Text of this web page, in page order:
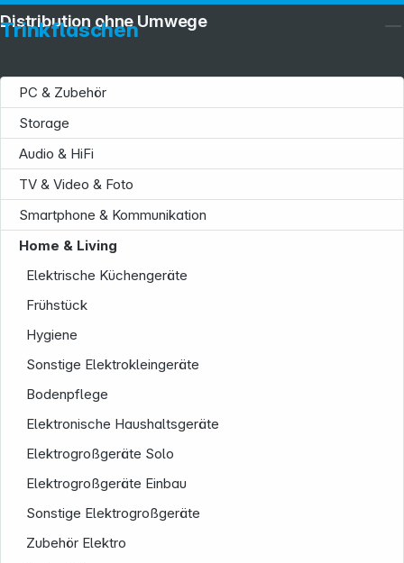
Trinkflaschen
PC & Zubehör
Storage
Audio & HiFi
TV & Video & Foto
Smartphone & Kommunikation
Home & Living
Elektrische Küchengeräte
Frühstück
Hygiene
Sonstige Elektrokleingeräte
Bodenpflege
Elektronische Haushaltsgeräte
Elektrogroßgeräte Solo
Elektrogroßgeräte Einbau
Sonstige Elektrogroßgeräte
Zubehör Elektro
Distribution ohne Umwege